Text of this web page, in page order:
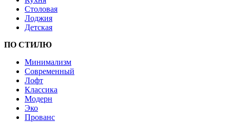
Столовая
Лоджия
Детская
ПО СТИЛЮ
Минимализм
Современный
Лофт
Классика
Модерн
Эко
Прованс